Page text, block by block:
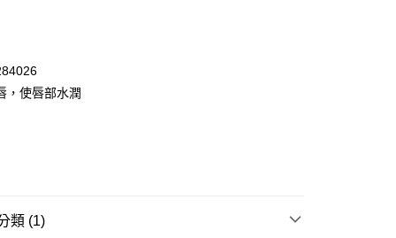
款
，使唇部水潤
類 (1)